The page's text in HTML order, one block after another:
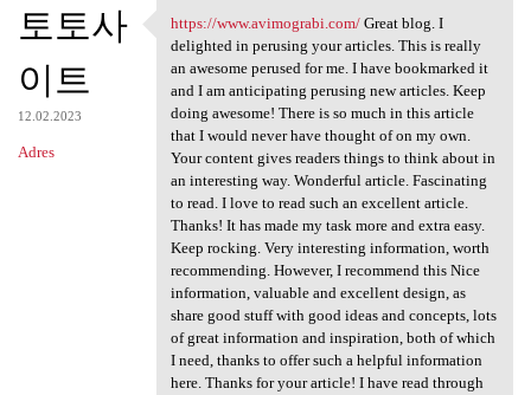
토토사
이트
12.02.2023
Adres
https://www.avimograbi.com/
https://www.avimograbi.com/Great blog. I
delighted in perusing your articles. This is really
an awesome perused for me. I have bookmarked it
and I am anticipating perusing new articles. Keep
doing awesome! There is so much in this article
that I would never have thought of on my own.
Your content gives readers things to think about in
an interesting way. Wonderful article. Fascinating
to read. I love to read such an excellent article.
Thanks! It has made my task more and extra easy.
Keep rocking. Very interesting information, worth
recommending. However, I recommend this Nice
information, valuable and excellent design, as
share good stuff with good ideas and concepts, lots
of great information and inspiration, both of which
I need, thanks to offer such a helpful information
here. Thanks for your article! I have read through